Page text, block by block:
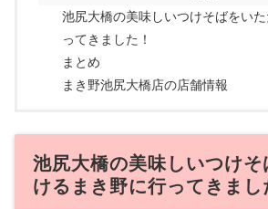
池尻大橋の美味しいつけそばをい
ってきました！
まとめ
まき野池尻大橋店の店舗情報
池尻大橋の美味しいつけ
けるまき野に行ってきまし